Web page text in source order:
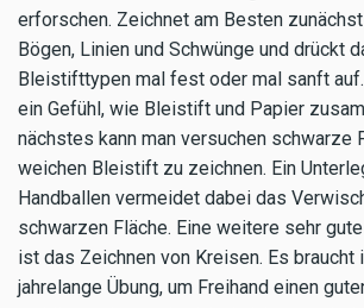
erforschen. Zeichnet am Besten
Bögen, Linien und Schwünge und drückt
Bleistifttypen mal fest oder mal sanft
ein Gefühl, wie Bleistift und Papier
nächstes kann man versuchen schwarze
weichen Bleistift zu zeichnen. Ein
Handballen vermeidet dabei das
schwarzen Fläche. Eine weitere sehr
ist das Zeichnen von Kreisen. Es braucht
jahrelange Übung, um Freihand einen